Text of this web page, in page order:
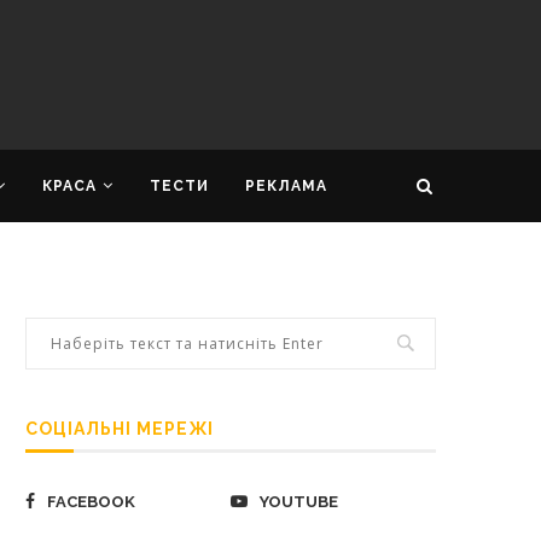
КРАСА ТЕСТИ РЕКЛАМА
СОЦІАЛЬНІ МЕРЕЖІ
FACEBOOK YOUTUBE